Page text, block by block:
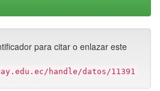
para citar o enlazar este
handle/datos/11391